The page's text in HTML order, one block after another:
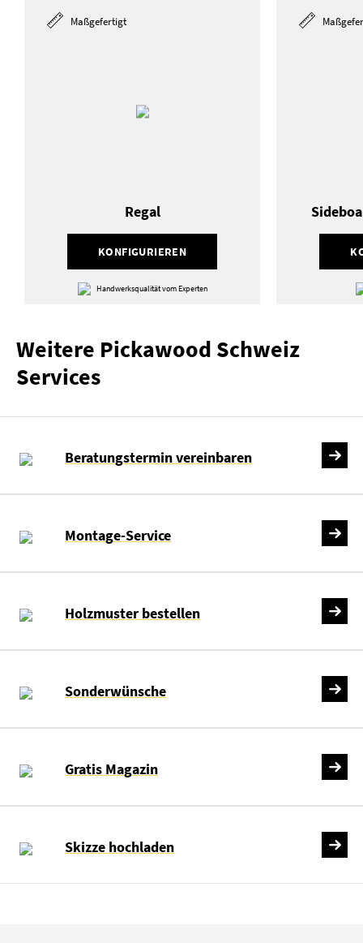
Maßgefertigt
KONFIGURIEREN
Regal
Handwerksqualität vom Experten
Weitere Pickawood Schweiz
Services
Beratungstermin vereinbaren
Montage-Service
Holzmuster bestellen
Sonderwünsche
Gratis Magazin
Skizze hochladen